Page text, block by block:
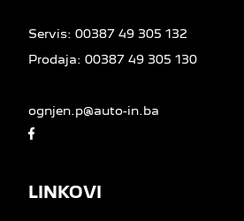
Servis: 00387 49 305 132
Prodaja: 00387 49 305 130
ognjen.p@auto-in.ba
LINKOVI